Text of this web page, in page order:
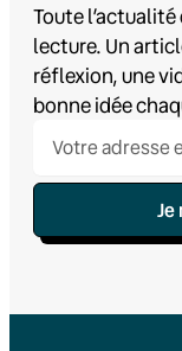
Toute
lecture. Un
réflexion, une
bonne idée
Je